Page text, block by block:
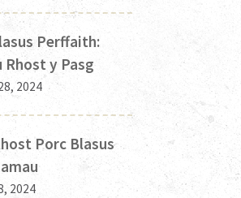
Perffaith:
Rhost y Pasg
2024
Porc Blasus
2024